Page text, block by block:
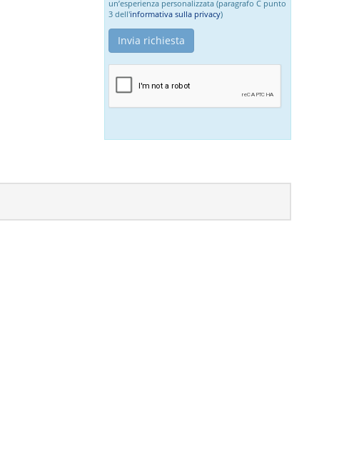
un’esperienza personalizzata (paragrafo C punto
3 dell'informativa sulla privacy)